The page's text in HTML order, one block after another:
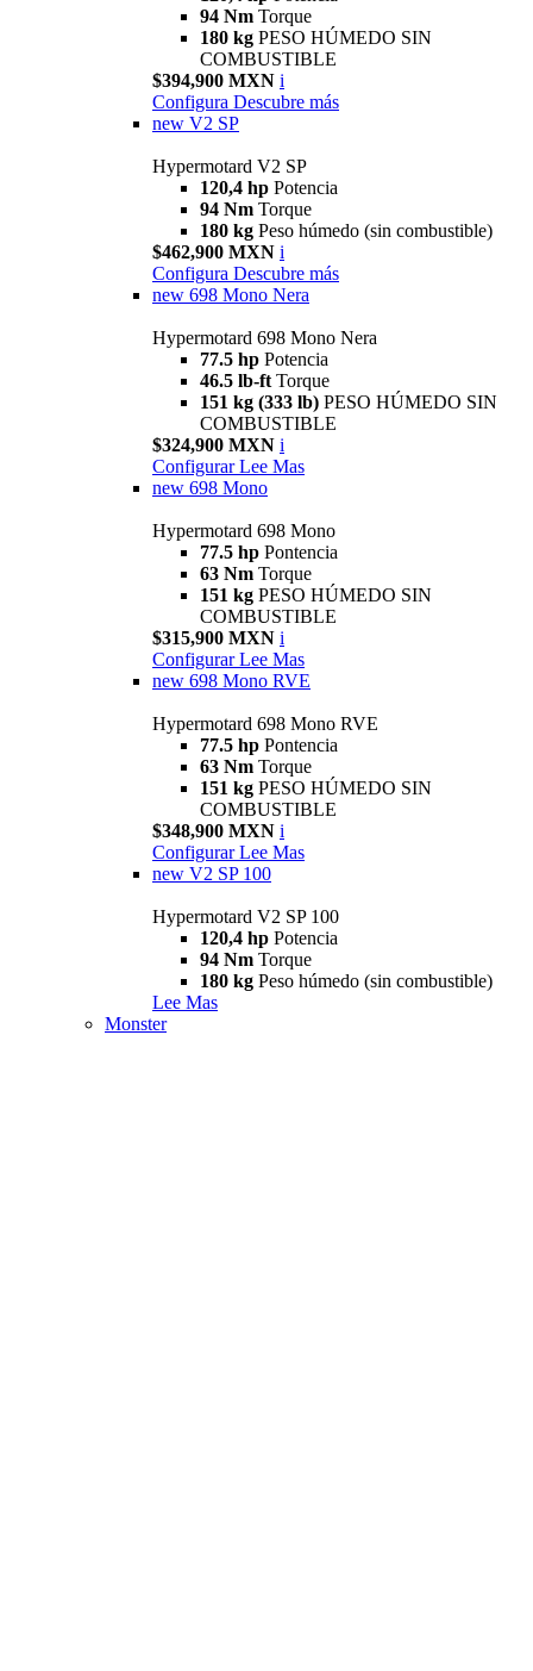
94 Nm Torque
180 kg PESO HÚMEDO SIN
COMBUSTIBLE
$394,900 MXN i
Configura Descubre más
new V2 SP
Hypermotard V2 SP
120,4 hp Potencia
94 Nm Torque
180 kg Peso húmedo (sin combustible)
$462,900 MXN i
Configura Descubre más
new 698 Mono Nera
Hypermotard 698 Mono Nera
77.5 hp Potencia
46.5 lb-ft Torque
151 kg (333 lb) PESO HÚMEDO SIN
COMBUSTIBLE
$324,900 MXN i
Configurar Lee Mas
new 698 Mono
Hypermotard 698 Mono
77.5 hp Pontencia
63 Nm Torque
151 kg PESO HÚMEDO SIN
COMBUSTIBLE
$315,900 MXN i
Configurar Lee Mas
new 698 Mono RVE
Hypermotard 698 Mono RVE
77.5 hp Pontencia
63 Nm Torque
151 kg PESO HÚMEDO SIN
COMBUSTIBLE
$348,900 MXN i
Configurar Lee Mas
new V2 SP 100
Hypermotard V2 SP 100
120,4 hp Potencia
94 Nm Torque
180 kg Peso húmedo (sin combustible)
Lee Mas
Monster